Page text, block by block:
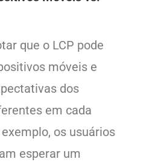
que o LCP pode
móveis e
dos
em cada
os usuários
esperar um